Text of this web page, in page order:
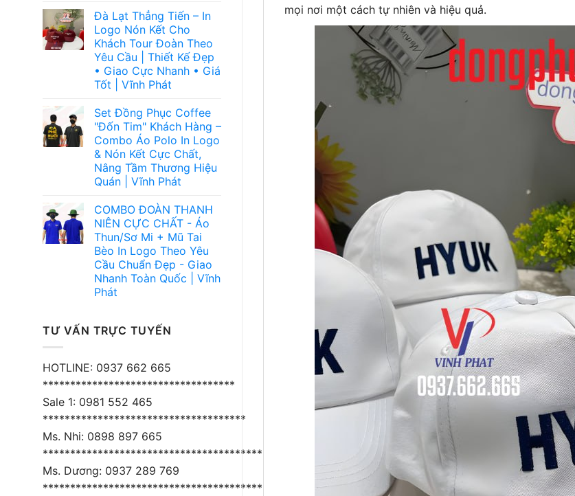
Đà Lạt Thẳng Tiến – In
Logo Nón Kết Cho
Khách Tour Đoàn Theo
Yêu Cầu | Thiết Kế Đẹp
• Giao Cực Nhanh • Giá
Tốt | Vĩnh Phát
Set Đồng Phục Coffee
"Đốn Tim" Khách Hàng –
Combo Áo Polo In Logo
& Nón Kết Cực Chất,
Nâng Tầm Thương Hiệu
Quán | Vĩnh Phát
COMBO ĐOÀN THANH
NIÊN CỰC CHẤT - Áo
Thun/Sơ Mi + Mũ Tai
Bèo In Logo Theo Yêu
Cầu Chuẩn Đẹp - Giao
Nhanh Toàn Quốc | Vĩnh
Phát
TƯ VẤN TRỰC TUYẾN
HOTLINE: 0937 662 665
***********************************
Sale 1: 0981 552 465
*************************************
Ms. Nhi: 0898 897 665
****************************************
Ms. Dương: 0937 289 769
*****************************************
mọi nơi một cách tự nhiên và hiệu quả.